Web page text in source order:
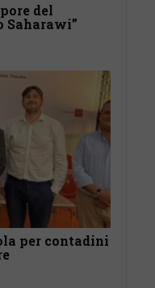
del
Saharawi”
per contadini